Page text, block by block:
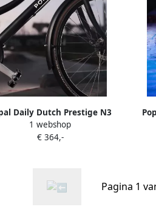
Daily Dutch Prestige N3
Stadsfiets Dames
centimeter Mineral Green
1 webshop
€ 364,-
Pagina 1